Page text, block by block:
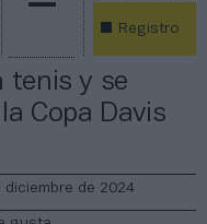
Registro
tenis y se
Copa Davis
diciembre de 2024